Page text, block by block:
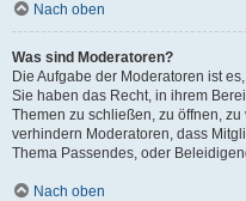
Nach oben
Was sind Moderatoren?
Die Aufgabe der Moderatoren ist
Sie haben das Recht, in ihrem
Themen zu schließen, zu öffnen,
verhindern Moderatoren, dass
Thema Passendes, oder
Nach oben